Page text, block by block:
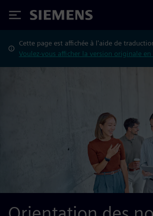
Siemens
Cette page est affichée à l'aide de
Voulez-vous afficher la version originale en